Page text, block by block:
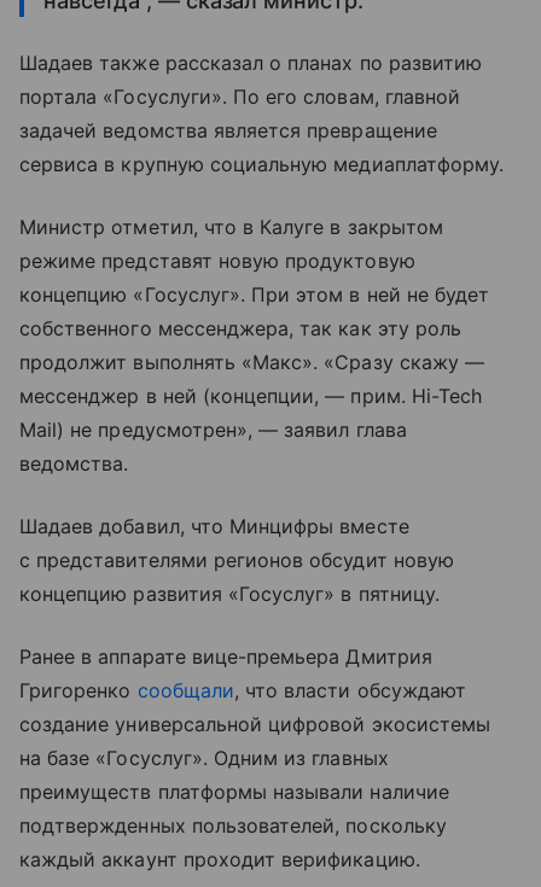
Шадаев также рассказал о планах по развитию
портала «Госуслуги». По его словам, главной
задачей ведомства является превращение
сервиса в крупную социальную медиаплатформу.
Министр отметил, что в Калуге в закрытом
режиме представят новую продуктовую
концепцию «Госуслуг». При этом в ней не будет
собственного мессенджера, так как эту роль
продолжит выполнять «Макс». «Сразу скажу —
мессенджер в ней (концепции, — прим. Hi-Tech
Mail) не предусмотрен», — заявил глава
ведомства.
Шадаев добавил, что Минцифры вместе
с представителями регионов обсудит новую
концепцию развития «Госуслуг» в пятницу.
Ранее в аппарате вице-премьера Дмитрия
Григоренко сообщали, что власти обсуждают
создание универсальной цифровой экосистемы
на базе «Госуслуг». Одним из главных
преимуществ платформы называли наличие
подтвержденных пользователей, поскольку
каждый аккаунт проходит верификацию.